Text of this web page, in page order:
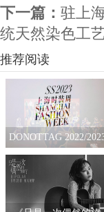
下一篇： 驻上
统天然染色工
推荐阅读
DONOTTAG 2022/
时装创意秀开启，众
携手开启时髦新篇章